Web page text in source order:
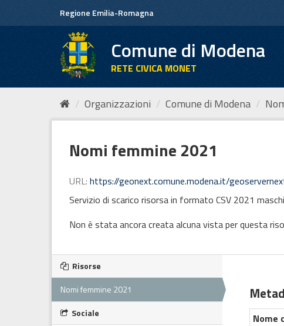
Regione Emilia-Romagna
Comune di Modena
RETE CIVICA MONET
Organizzazioni Comune di Modena
Nomi femmine 2021
URL: https://geonext.comune.modena.it/geoservernext//Modena/
Servizio di scarico risorsa in formato CSV 2021
Non è stata ancora creata alcuna vista per questa
Risorse
Nomi femmine 2021
Sociale
Nome